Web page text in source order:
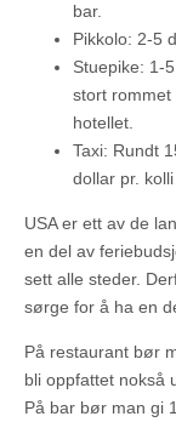
bar.
Pikkolo: 2-5
Stuepike: 1-
stort rommet
hotellet.
Taxi: Rundt
dollar pr.
USA er ett av de
en del av
sett alle steder.
sørge for å ha en
På restaurant bør
bli oppfattet nokså
På bar bør man gi